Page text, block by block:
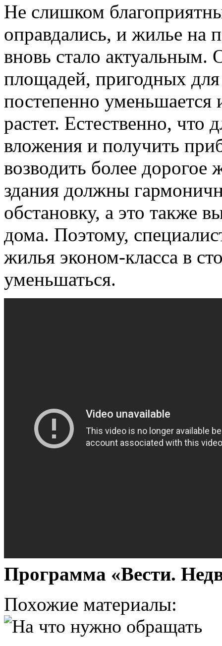
Не слишком
оправдались, и жилье на
вновь стало актуальным.
площадей, пригодных для
постепенно уменьшается
растет. Естественно, что
вложения и получить
возводить более
здания должны
обстановку, а это также
дома. Поэтому,
жилья эконом-класса в
уменьшаться.
Программа «Вести.
Похожие материалы: